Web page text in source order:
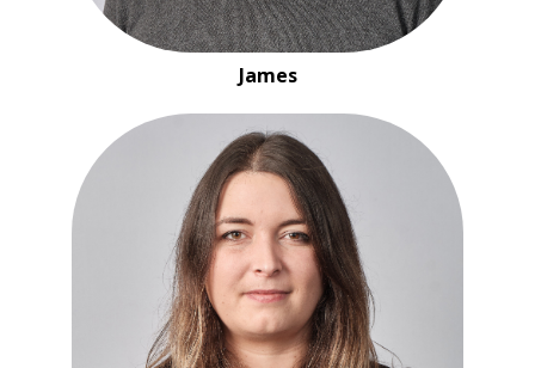
James